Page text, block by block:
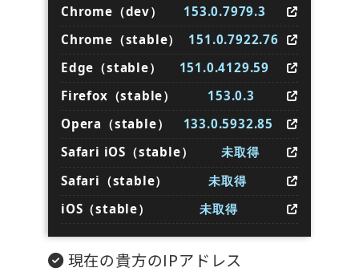
Chrome（dev）
153.0.7979.3
Chrome（stable）
151.0.7922.76
Edge（stable）
151.0.4129.59
Firefox（stable）
153.0.3
Opera（stable）
133.0.5932.85
Safari iOS（stable）
未取得
Safari（stable）
未取得
iOS（stable）
未取得
現在の貴方のIPアドレス